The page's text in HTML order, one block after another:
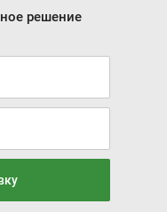
решение